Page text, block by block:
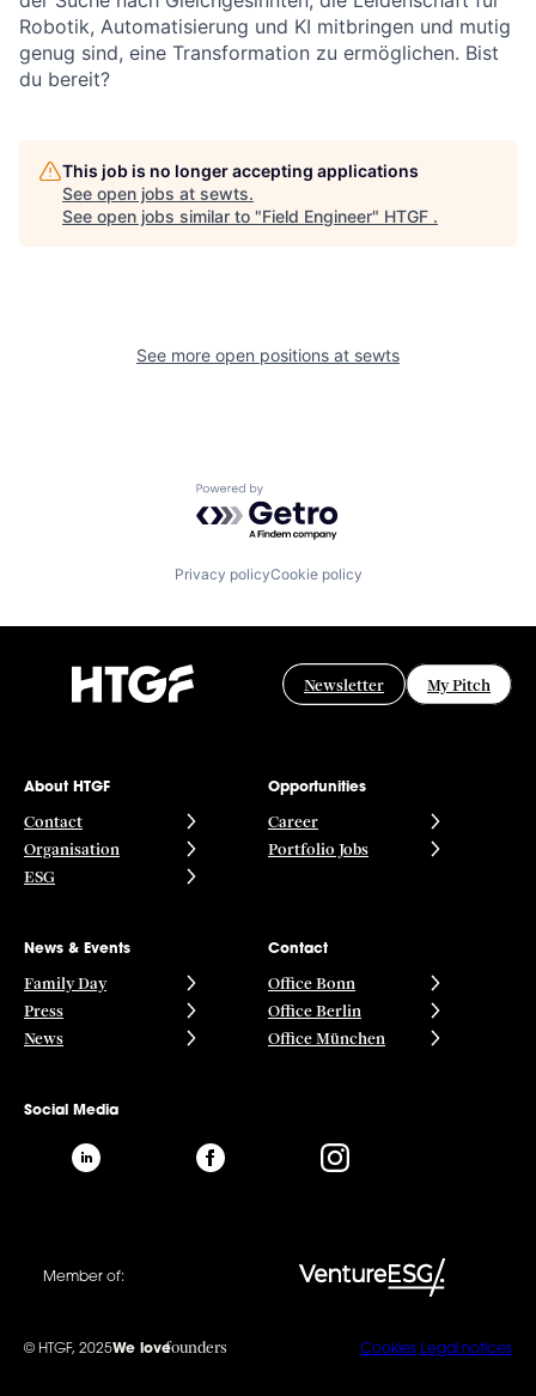
Robotik, Automatisierung und KI mitbringen und mutig
genug sind, eine Transformation zu ermöglichen. Bist
du bereit?
This job is no longer accepting applications
See open jobs at sewts.
See open jobs similar to "Field Engineer" HTGF .
See more open positions at sewts
Powered by Getro.com
Privacy policyCookie policy
Newsletter My Pitch
About HTGF
Contact
Organisation
ESG
Opportunities
Career
Portfolio Jobs
News & Events
Family Day
Press
News
Contact
Office Bonn
Office Berlin
Office München
Social Media
Member of:
© HTGF, 2025We lovefounders Cookies Legal notices